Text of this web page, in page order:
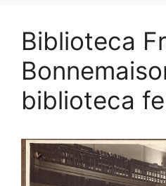
Biblioteca
biblioteca